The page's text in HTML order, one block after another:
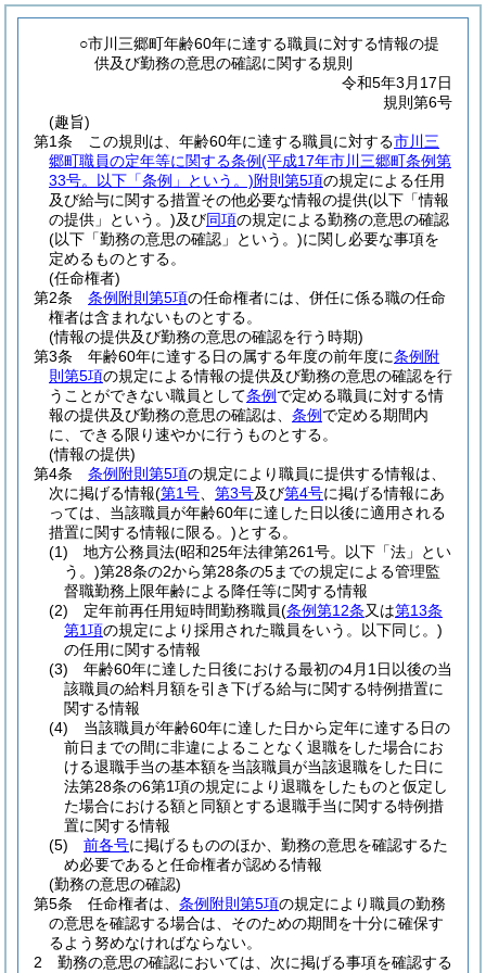
○市川三郷町年齢60年に達する職員に対する情報の提
供及び勤務の意思の確認に関する規則
令和5年3月17日
規則第6号
(趣旨)
第1条
この規則は、年齢60年に達する職員に対する市川三
郷町職員の定年等に関する条例(平成17年市川三郷町条例第
33号。以下「条例」という。)附則第5項の規定による任用
及び給与に関する措置その他必要な情報の提供(以下「情報
の提供」という。)及び同項の規定による勤務の意思の確認
(以下「勤務の意思の確認」という。)に関し必要な事項を
定めるものとする。
(任命権者)
第2条
条例附則第5項の任命権者には、併任に係る職の任命
権者は含まれないものとする。
(情報の提供及び勤務の意思の確認を行う時期)
第3条
年齢60年に達する日の属する年度の前年度に条例附
則第5項の規定による情報の提供及び勤務の意思の確認を行
うことができない職員として条例 で定める職員に対する情
報の提供及び勤務の意思の確認は、 条例 で定める期間内
に、できる限り速やかに行うものとする。
(情報の提供)
第4条
条例附則第5項の規定により職員に提供する情報は、
次に掲げる情報(第1号 第3号及び第4号に掲げる情報にあ
っては、当該職員が年齢60年に達した日以後に適用される
措置に関する情報に限る。)とする。
(1)
地方公務員法(昭和25年法律第261号。以下「法」とい
う。)第28条の2から第28条の5までの規定による管理監
督職勤務上限年齢による降任等に関する情報
(2)
定年前再任用短時間勤務職員(条例第12条又は第13条
第1項の規定により採用された職員をいう。以下同じ。)
の任用に関する情報
(3)
年齢60年に達した日後における最初の4月1日以後の当
該職員の給料月額を引き下げる給与に関する特例措置に
関する情報
(4)
当該職員が年齢60年に達した日から定年に達する日の
前日までの間に非違によることなく退職をした場合にお
ける退職手当の基本額を当該職員が当該退職をした日に
法第28条の6第1項の規定により退職をしたものと仮定し
た場合における額と同額とする退職手当に関する特例措
置に関する情報
(5)
前各号に掲げるもののほか、勤務の意思を確認するた
め必要であると任命権者が認める情報
(勤務の意思の確認)
第5条
任命権者は、 条例附則第5項の規定により職員の勤務
の意思を確認する場合は、そのための期間を十分に確保す
るよう努めなければならない。
2
勤務の意思の確認においては、次に掲げる事項を確認する